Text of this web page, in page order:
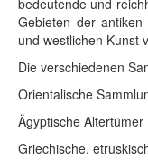
bedeutende und
Gebieten der antiken
und westlichen Kunst
Die verschiedenen
Orientalische
Ägyptische Altertümer
Griechische,